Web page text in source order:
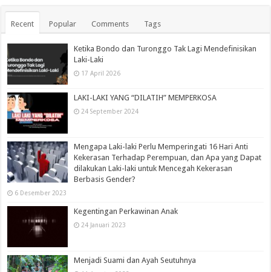
Recent Popular Comments Tags
Ketika Bondo dan Turonggo Tak Lagi Mendefinisikan
Laki-Laki
17 April 2026
LAKI-LAKI YANG “DILATIH” MEMPERKOSA
24 September 2024
Mengapa Laki-laki Perlu Memperingati 16 Hari Anti
Kekerasan Terhadap Perempuan, dan Apa yang Dapat
dilakukan Laki-laki untuk Mencegah Kekerasan
Berbasis Gender?
6 Desember 2023
Kegentingan Perkawinan Anak
24 Januari 2023
Menjadi Suami dan Ayah Seutuhnya